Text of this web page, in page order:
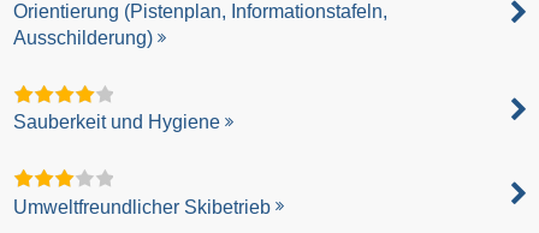
Orientierung (Pistenplan, Informationstafeln,
Ausschilderung)
Sauberkeit und Hygiene
Umweltfreundlicher Skibetrieb